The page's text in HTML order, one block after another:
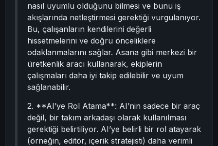
nasıl uyumlu olduğunu bilmesi ve bunu iş
akışlarında netleştirmesi gerektiği vurgulanıyor.
Bu, çalışanların kendilerini değerli
hissetmelerini ve doğru önceliklere
odaklanmalarını sağlar. Asana gibi merkezi bir
üretkenlik aracı kullanarak, ekiplerin
çalışmaları daha iyi takip edilebilir ve uyum
sağlanabilir.
2. **AI’ye Rol Atama**: AI’nin sadece bir araç
değil, bir takım arkadaşı olarak kullanılması
gerektiği belirtiliyor. AI’ye belirli bir rol atayarak
(örneğin, editör, içerik stratejisti) daha verimli